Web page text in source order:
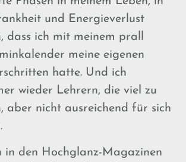
und Energieverlust
dass ich mit meinem prall
meine eigenen
hatte. Und ich
wieder Lehrern, die viel zu
aber nicht ausreichend für sich
in den Hochglanz-Magazinen